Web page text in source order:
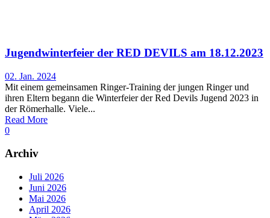
Jugendwinterfeier der RED DEVILS am 18.12.2023
02. Jan. 2024
Mit einem gemeinsamen Ringer-Training der jungen Ringer und
ihren Eltern begann die Winterfeier der Red Devils Jugend 2023 in
der Römerhalle. Viele...
Read More
0
Archiv
Juli 2026
Juni 2026
Mai 2026
April 2026